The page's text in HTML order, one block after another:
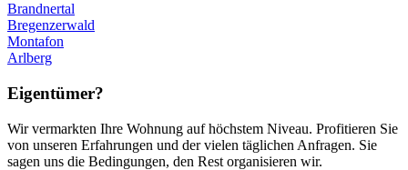
Brandnertal
Bregenzerwald
Montafon
Arlberg
Eigentümer?
Wir vermarkten Ihre Wohnung auf höchstem Niveau. Profitieren Sie
von unseren Erfahrungen und der vielen täglichen Anfragen. Sie
sagen uns die Bedingungen, den Rest organisieren wir.